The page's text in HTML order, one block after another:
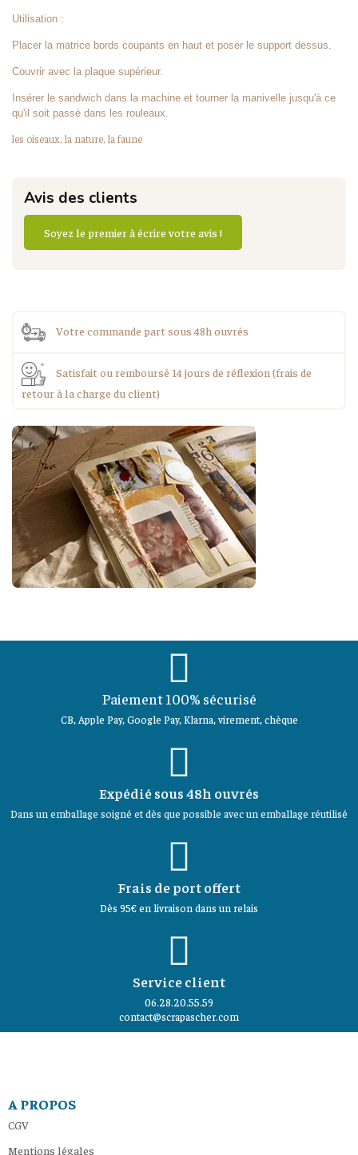
Utilisation :
Placer la matrice bords coupants en haut et poser le support dessus.
Couvrir avec la plaque supérieur.
Insérer le sandwich dans la machine et tourner la manivelle jusqu'à ce
qu'il soit passé dans les rouleaux.
les oiseaux, la nature, la faune
Avis des clients
Soyez le premier à écrire votre avis !
Votre commande part sous 48h ouvrés
Satisfait ou remboursé 14 jours de réflexion (frais de
retour à la charge du client)
Paiement 100% sécurisé
CB, Apple Pay, Google Pay, Klarna, virement, chèque
Expédié sous 48h ouvrés
Dans un emballage soigné et dès que possible avec un emballage réutilisé
Frais de port offert
Dès 95€ en livraison dans un relais
Service client
06.28.20.55.59
contact@scrapascher.com
A PROPOS
CGV
Mentions légales